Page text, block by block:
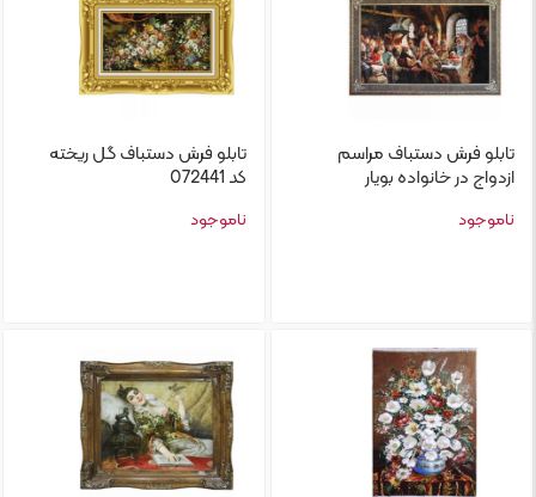
تابلو‌ فرش دستباف مراسم
ازدواج در خانواده بویار
ناموجود
تابلو‌ فرش دستباف گل ریخته
کد 072441
ناموجود